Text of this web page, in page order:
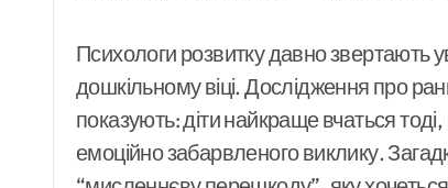
Психологи розвитку давно звертають
дошкільному віці. Дослідження про
показують: діти найкраще вчаться
емоційно забарвленого виклику.